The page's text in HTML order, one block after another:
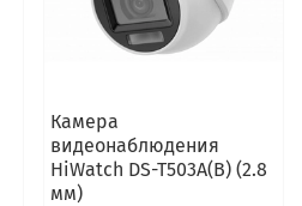
Камера
видеонаблюдения
HiWatch DS-T503A(B) (2.8
мм)